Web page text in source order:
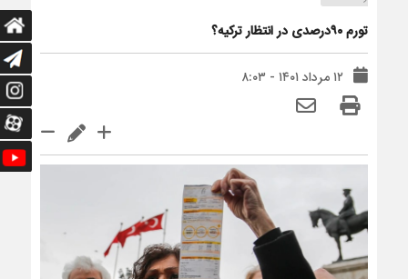
تورم ۹۰درصدی در انتظار ترکیه؟
۱۲ مرداد ۱۴۰۱ - ۸:۰۳